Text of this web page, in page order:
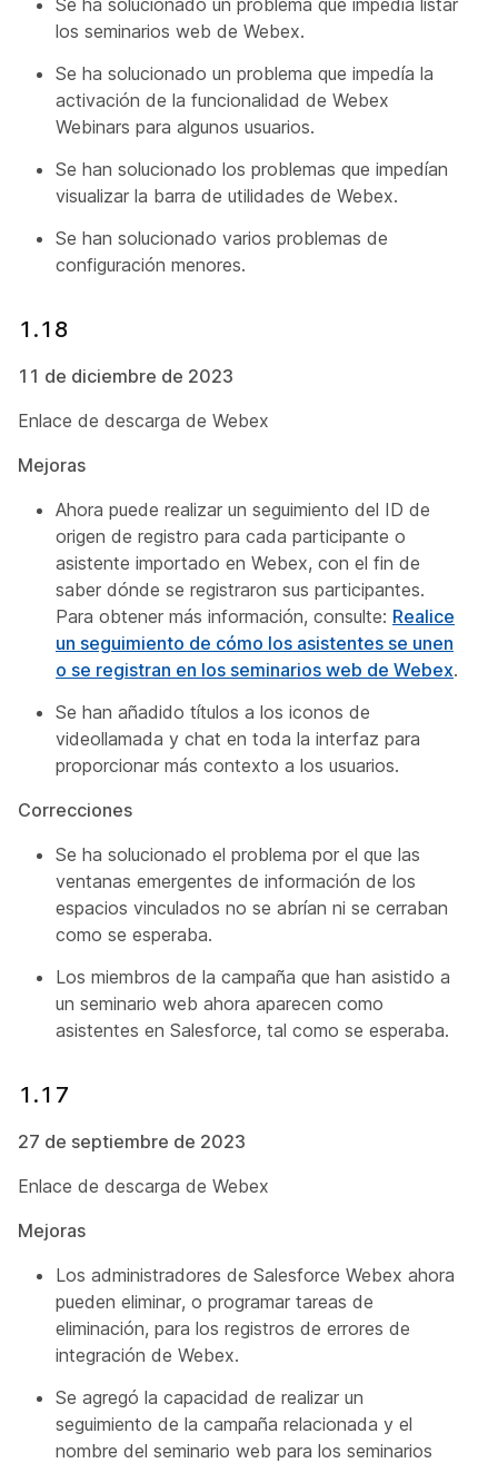
Se ha solucionado un problema que impedía listar
los seminarios web de Webex.
Se ha solucionado un problema que impedía la
activación de la funcionalidad de Webex
Webinars para algunos usuarios.
Se han solucionado los problemas que impedían
visualizar la barra de utilidades de Webex.
Se han solucionado varios problemas de
configuración menores.
1.18
11 de diciembre de 2023
Enlace de descarga de Webex
Mejoras
Ahora puede realizar un seguimiento del ID de
origen de registro para cada participante o
asistente importado en Webex, con el fin de
saber dónde se registraron sus participantes.
Para obtener más información, consulte: Realice
un seguimiento de cómo los asistentes se unen
o se registran en los seminarios web de Webex.
Se han añadido títulos a los iconos de
videollamada y chat en toda la interfaz para
proporcionar más contexto a los usuarios.
Correcciones
Se ha solucionado el problema por el que las
ventanas emergentes de información de los
espacios vinculados no se abrían ni se cerraban
como se esperaba.
Los miembros de la campaña que han asistido a
un seminario web ahora aparecen como
asistentes en Salesforce, tal como se esperaba.
1.17
27 de septiembre de 2023
Enlace de descarga de Webex
Mejoras
Los administradores de Salesforce Webex ahora
pueden eliminar, o programar tareas de
eliminación, para los registros de errores de
integración de Webex.
Se agregó la capacidad de realizar un
seguimiento de la campaña relacionada y el
nombre del seminario web para los seminarios